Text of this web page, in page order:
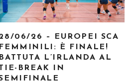
06/26 – EUROPEI SCA
FEMMINILI: È FINALE!
BATTUTA L’IRLANDA AL
BREAK IN